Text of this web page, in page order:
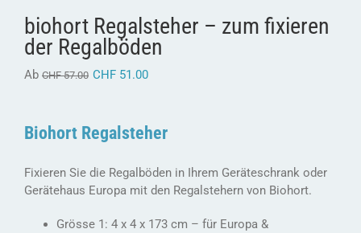
biohort Regalsteher – zum fixieren
der Regalböden
Ab CHF57.00 CHF 51.00
Biohort Regalsteher
Fixieren Sie die Regalböden in Ihrem Geräteschrank oder
Gerätehaus Europa mit den Regalstehern von Biohort.
Grösse 1: 4 x 4 x 173 cm – für Europa &